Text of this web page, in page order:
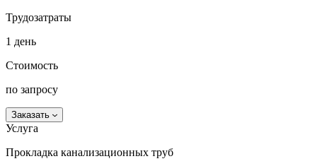
Трудозатраты
1 день
Стоимость
по запросу
Заказать
Услуга
Прокладка канализационных труб